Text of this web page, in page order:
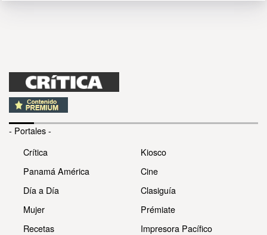
- Portales -
Crítica
Panamá América
Día a Día
Mujer
Recetas
Kiosco
Cine
Clasiguía
Prémiate
Impresora Pacífico